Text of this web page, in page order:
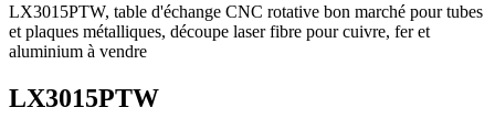
LX3015PTW, table d'échange CNC rotative bon marché pour tubes
et plaques métalliques, découpe laser fibre pour cuivre, fer et
aluminium à vendre
LX3015PTW